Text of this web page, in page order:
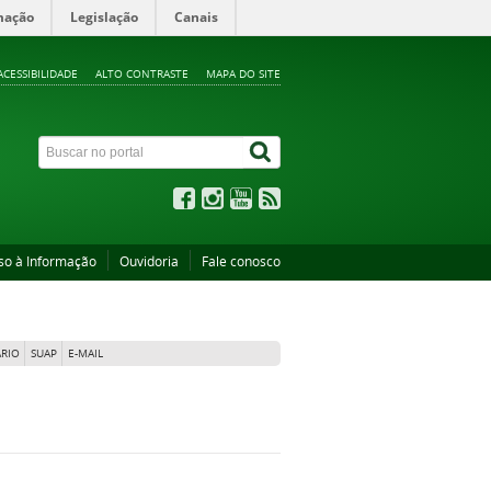
Legislação Canais
ALTO CONTRASTE MAPA DO SITE
à Informação Ouvidoria Fale conosco
SUAP E-MAIL